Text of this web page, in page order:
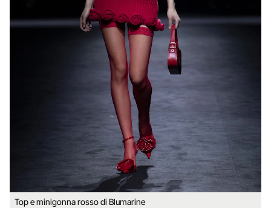
Top e minigonna rosso di Blumarine